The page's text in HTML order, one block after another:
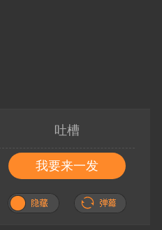
吐槽
我要来一发